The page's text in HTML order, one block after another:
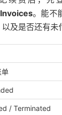
。能不
及是否还有未
/ Terminated